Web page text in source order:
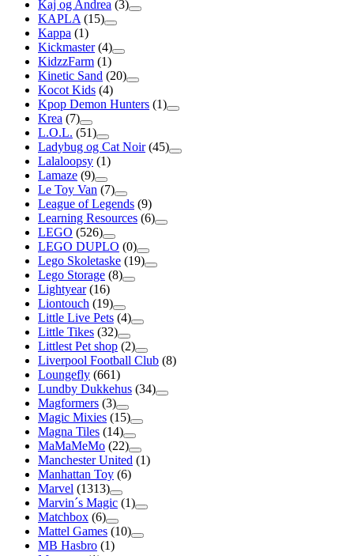
Kaj og Andrea (3)
KAPLA (15)
Kappa (1)
Kickmaster (4)
KidzzFarm (1)
Kinetic Sand (20)
Kocot Kids (4)
Kpop Demon Hunters (1)
Krea (7)
L.O.L. (51)
Ladybug og Cat Noir (45)
Lalaloopsy (1)
Lamaze (9)
Le Toy Van (7)
League of Legends (9)
Learning Resources (6)
LEGO (526)
LEGO DUPLO (0)
Lego Skoletaske (19)
Lego Storage (8)
Lightyear (16)
Liontouch (19)
Little Live Pets (4)
Little Tikes (32)
Littlest Pet shop (2)
Liverpool Football Club (8)
Loungefly (661)
Lundby Dukkehus (34)
Magformers (3)
Magic Mixies (15)
Magna Tiles (14)
MaMaMeMo (22)
Manchester United (1)
Manhattan Toy (6)
Marvel (1313)
Marvin´s Magic (1)
Matchbox (6)
Mattel Games (10)
MB Hasbro (1)